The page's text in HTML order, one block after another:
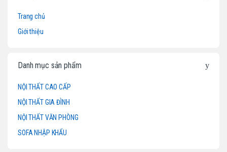
Trang chủ
Giới thiệu
Danh mục sản phẩm
NỘI THẤT CAO CẤP
NỘI THẤT GIA ĐÌNH
NỘI THẤT VĂN PHÒNG
SOFA NHẬP KHẨU